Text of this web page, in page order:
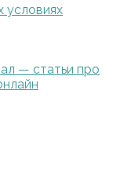
условиях
— статьи про